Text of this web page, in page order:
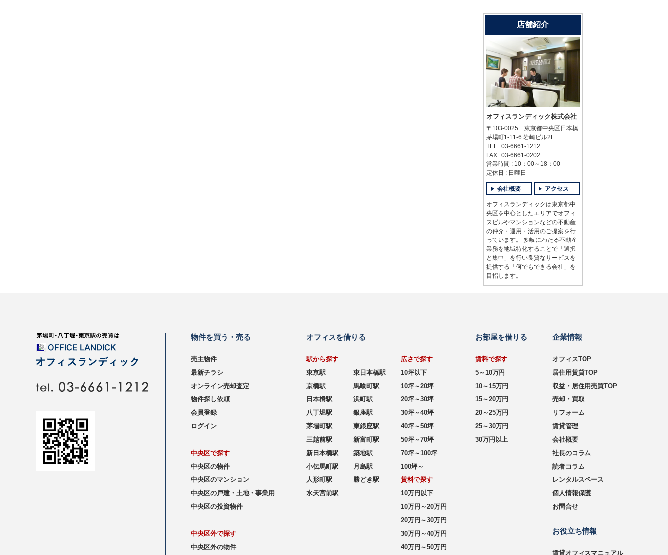
店舗紹介
オフィスランディック株式会社
〒103-0025 東京都中央区日本橋
茅場町1-11-6 岩崎ビル2F
TEL : 03-6661-1212
FAX : 03-6661-0202
営業時間 : 10：00～18：00
定休日 : 日曜日
会社概要 アクセス
オフィスランディックは東京都中
央区を中心としたエリアでオフィ
スビルやマンションなどの不動産
の仲介・運用・活用のご提案を行
っています。 多岐にわたる不動産
業務を地域特化することで「選択
と集中」を行い良質なサービスを
提供する「何でもできる会社」を
目指します。
物件を買う・売る
売主物件
最新チラシ
オンライン売却査定
物件探し依頼
会員登録
ログイン
中央区で探す
中央区の物件
中央区のマンション
中央区の戸建・土地・事業用
中央区の投資物件
中央区外で探す
中央区外の物件
オフィスを借りる
駅から探す
東京駅
京橋駅
日本橋駅
八丁堀駅
茅場町駅
三越前駅
新日本橋駅
小伝馬町駅
人形町駅
水天宮前駅
東日本橋駅
馬喰町駅
浜町駅
銀座駅
東銀座駅
新富町駅
築地駅
月島駅
勝どき駅
広さで探す
10坪以下
10坪～20坪
20坪～30坪
30坪～40坪
40坪～50坪
50坪～70坪
70坪～100坪
100坪～
賃料で探す
10万円以下
10万円～20万円
20万円～30万円
30万円～40万円
40万円～50万円
お部屋を借りる
賃料で探す
5～10万円
10～15万円
15～20万円
20～25万円
25～30万円
30万円以上
企業情報
オフィスTOP
居住用賃貸TOP
収益・居住用売買TOP
売却・買取
リフォーム
賃貸管理
会社概要
社長のコラム
読者コラム
レンタルスペース
個人情報保護
お問合せ
お役立ち情報
賃貸オフィスマニュアル